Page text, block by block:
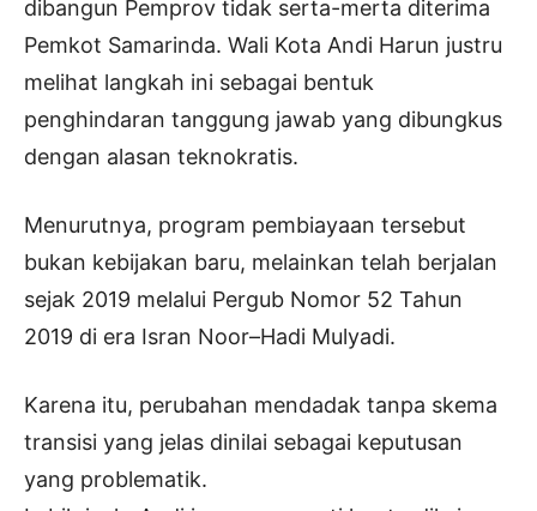
dibangun Pemprov tidak serta-merta diterima
Pemkot Samarinda. Wali Kota Andi Harun justru
melihat langkah ini sebagai bentuk
penghindaran tanggung jawab yang dibungkus
dengan alasan teknokratis.
Menurutnya, program pembiayaan tersebut
bukan kebijakan baru, melainkan telah berjalan
sejak 2019 melalui Pergub Nomor 52 Tahun
2019 di era Isran Noor–Hadi Mulyadi.
Karena itu, perubahan mendadak tanpa skema
transisi yang jelas dinilai sebagai keputusan
yang problematik.